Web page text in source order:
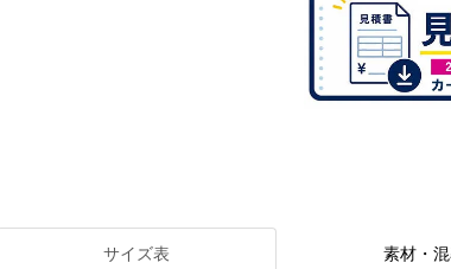
サイズ表 素材・